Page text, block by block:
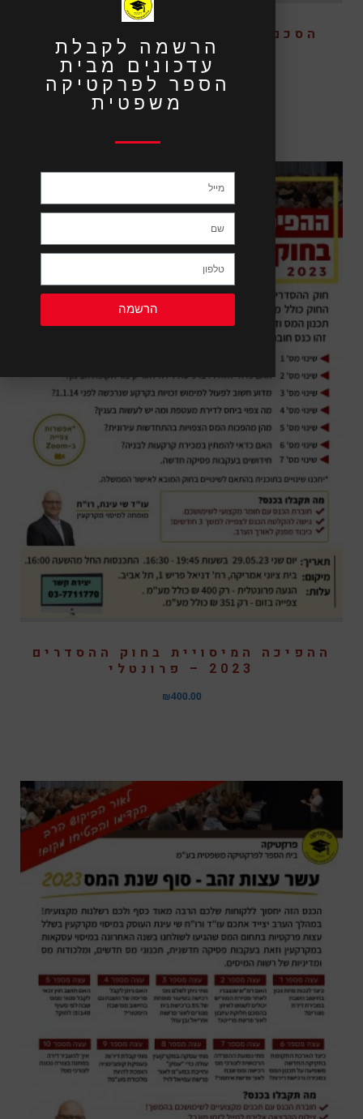
הסכם חלוקת עזבון בין יורשים
2023 – ZOOM
₪351.00
ההפיכה המיסויית בחוק ההסדרים
2023 – פרונטלי
₪400.00
הרשמה לקבלת
עדכונים מבית
הספר לפרקטיקה
משפטית
הרשמה